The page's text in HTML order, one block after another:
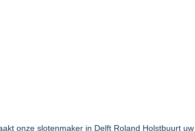
onze slotenmaker in Delft Roland Holstbuurt uw